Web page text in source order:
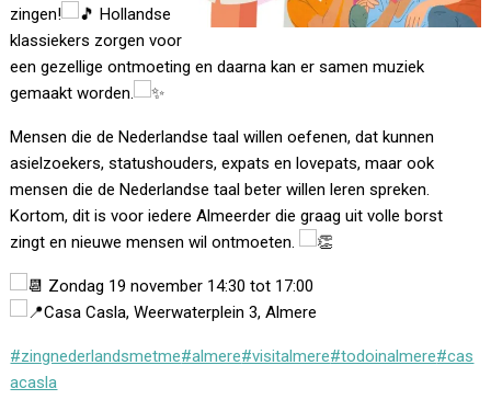
zingen!
Hollandse
klassiekers zorgen voor
een gezellige ontmoeting en daarna kan er samen muziek
gemaakt worden.
Mensen die de Nederlandse taal willen oefenen, dat kunnen
asielzoekers, statushouders, expats en lovepats, maar ook
mensen die de Nederlandse taal beter willen leren spreken.
Kortom, dit is voor iedere Almeerder die graag uit volle borst
zingt en nieuwemensen wil ontmoeten.
Zondag 19 november 14:30 tot 17:00
Casa Casla, Weerwaterplein 3, Almere
#zingnederlandsmetme#almere#visitalmere#todoinalmere#cas
acasla